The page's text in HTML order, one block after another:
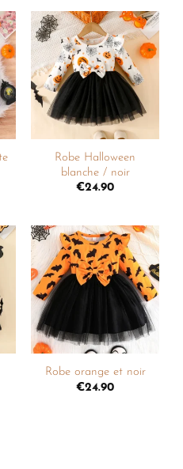
Ajouter
à la
liste de
souhaits
Robe Halloween
blanche / noir
€24.90
Ajouter
à la
liste de
souhaits
+
Robe orange et noir
€24.90